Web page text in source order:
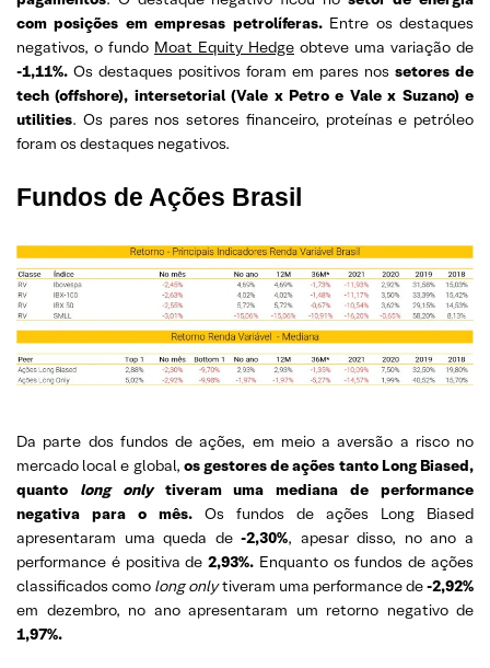
com posições em empresas petrolíferas. Entre os destaques
negativos, o fundo Moat Equity Hedge obteve uma variação de
-1,11%. Os destaques positivos foram em pares nos setores de
tech (offshore), intersetorial (Vale x Petro e Vale x Suzano) e
utilities. Os pares nos setores financeiro, proteínas e petróleo
foram os destaques negativos.
Fundos de Ações Brasil
Da parte dos fundos de ações, em meio a aversão a risco no
mercado local e global, os gestores de ações tanto Long Biased,
quanto long onlytiveram uma mediana de performance
negativa para o mês. Os fundos de ações Long Biased
apresentaram uma queda de-2,30%, apesar disso, no ano a
performance é positiva de2,93%. Enquanto os fundos de ações
classificados como long onlytiveram uma performance de-2,92%
em dezembro, no ano apresentaram um retorno negativo de
1,97%.